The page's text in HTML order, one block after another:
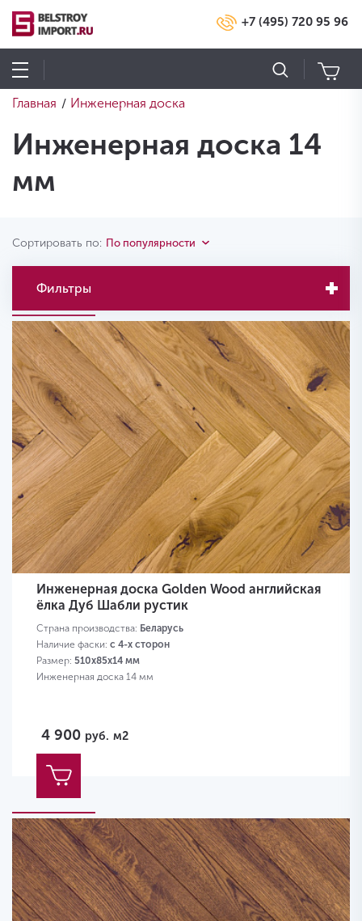
+7 (495) 720 95 96
Главная / Инженерная доска
Инженерная доска 14
мм
Сортировать по: По популярности
Фильтры
Инженерная доска Golden Wood английская
ёлка Дуб Шабли рустик
Страна производства: Беларусь
Наличие фаски: с 4-х сторон
Размер: 510х85х14 мм
Инженерная доска 14 мм
4 900 руб. м2